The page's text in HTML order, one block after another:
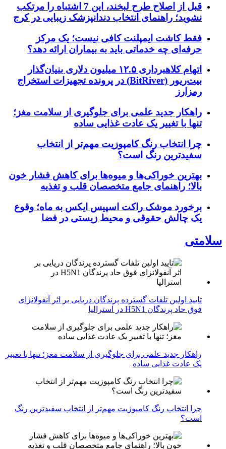
قبل از اصلاح طرح لبخند، این 7 اشتباه را مرتکب
نشوید؛ راهنمای انتخاب دندانپزشک زیبایی در کرج
فقط کاشت ایمپلنت کافی نیست؛ یک مرکز
حرفه‌ای چه خدماتی باید به بیماران ارائه دهد؟
اتهام کلاهبرداری ۱۲.۵ میلیون دلاری بنیان‌گذار
بیت‌ریور (BitRiver) در پرونده تجهیزات استخراج
رمزارز
راهکار جدید علمی برای جلوگیری از سلامت مغز؛
تنها با تغییر یک عادت غذایی ساده
چرا انتخاب رنگ کامپوزیت مهم‌تر از انتخاب
سفیدترین رنگ است؟
بهترین خوراکی‌ها و میوه‌ها برای کاهش فشار خون
بالا؛ راهنمای جامع متخصصان قلب و تغذیه
برخورد موشک راکت اسپیس ایکس به ماه؛ وقوع
یک چالش حقوقی و محیط زیستی در فضا
سلامتی
تایید اولین تلفات گسترده پرندگان دریایی بر اثر آنفولانزای
فوق حاد پرندگان H5N1 در استرالیا
راهکار جدید علمی برای جلوگیری از سلامت مغز؛ تنها با تغییر
یک عادت غذایی ساده
چرا انتخاب رنگ کامپوزیت مهم‌تر از انتخاب سفیدترین رنگ
است؟